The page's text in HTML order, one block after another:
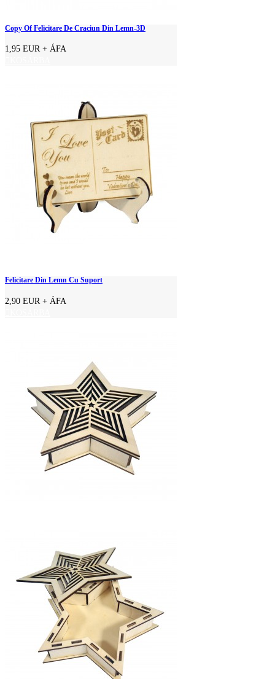
Copy Of Felicitare De Craciun Din Lemn-3D
1,95 EUR + ÁFA
Felicitare Din Lemn Cu Suport
2,90 EUR + ÁFA